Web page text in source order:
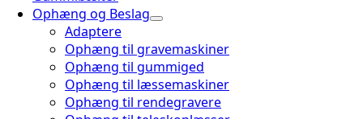
Ophæng og Beslag
Adaptere
Ophæng til gravemaskiner
Ophæng til gummiged
Ophæng til læssemaskiner
Ophæng til rendegravere